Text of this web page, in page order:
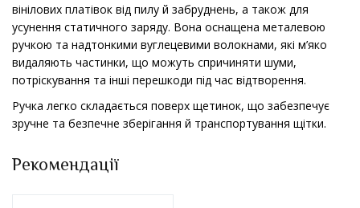
вінілових платівок від пилу й забруднень, а також для
усунення статичного заряду. Вона оснащена металевою
ручкою та надтонкими вуглецевими волокнами, які м’яко
видаляють частинки, що можуть спричиняти шуми,
потріскування та інші перешкоди під час відтворення.
Ручка легко складається поверх щетинок, що забезпечує
зручне та безпечне зберігання й транспортування щітки.
Рекомендації